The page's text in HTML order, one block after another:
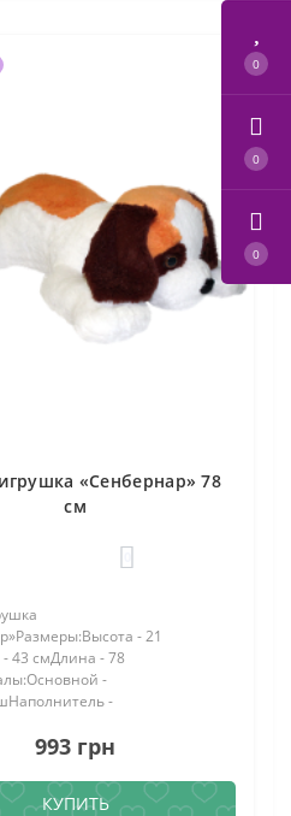
0
0
0
«Сенбернар» 78
см
- 21
43 смДлина - 78
-
-
доступна к заказу в
993 грн
КУПИТЬ